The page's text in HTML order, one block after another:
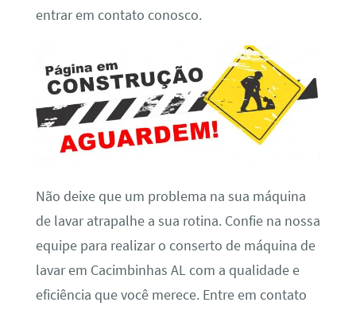
entrar em contato conosco.
Não deixe que um problema na sua máquina
de lavar atrapalhe a sua rotina. Confie na nossa
equipe para realizar o conserto de máquina de
lavar em Cacimbinhas AL com a qualidade e
eficiência que você merece. Entre em contato